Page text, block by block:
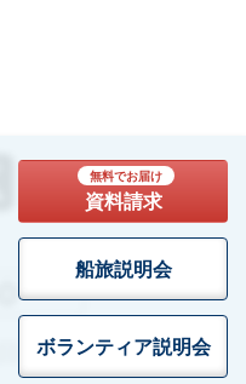
無料でお届け
資料請求
船旅説明会
ボランティア説明会
祝